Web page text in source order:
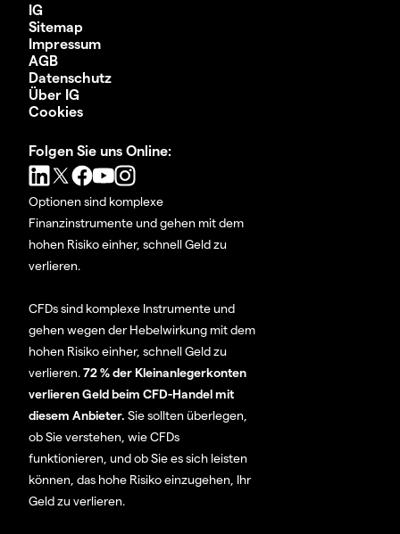
IG
Sitemap
Impressum
AGB
Datenschutz
Über IG
Cookies
Folgen Sie uns Online:
Optionen sind komplexe
Finanzinstrumente und gehen mit dem
hohen Risiko einher, schnell Geld zu
verlieren.
CFDs sind komplexe Instrumente und
gehen wegen der Hebelwirkung mit dem
hohen Risiko einher, schnell Geld zu
verlieren.72 % der Kleinanlegerkonten
verlieren Geld beim CFD-Handel mit
diesem Anbieter. Sie sollten überlegen,
ob Sie verstehen, wie CFDs
funktionieren, und ob Sie es sich leisten
können, das hohe Risiko einzugehen, Ihr
Geld zu verlieren.